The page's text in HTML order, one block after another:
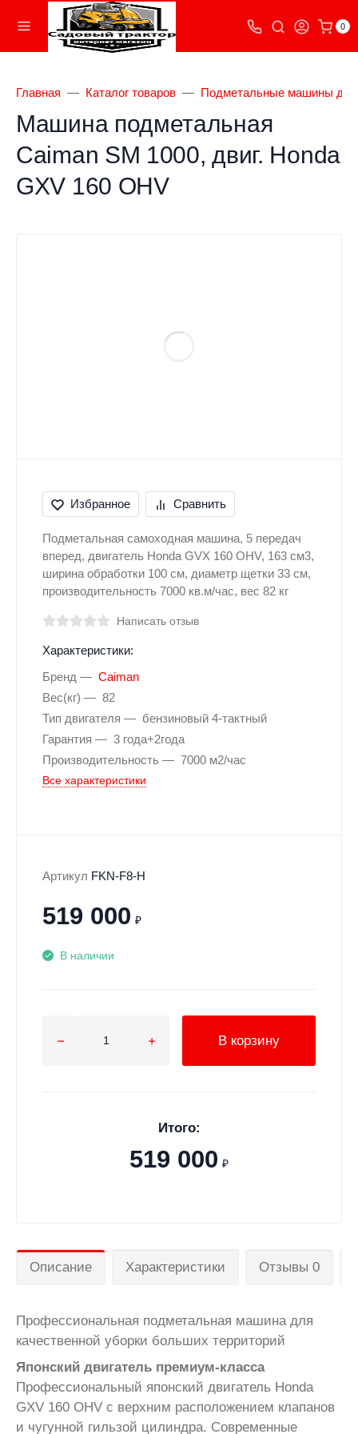
0
Главная Каталог товаров Подметальные машины
Машина подметальная
Caiman SM 1000, двиг. Honda
GXV 160 OHV
Избранное Сравнить
Подметальная самоходная машина, 5 передач
вперед, двигатель Honda GVX 160 OHV, 163 см3,
ширина обработки 100 см, диаметр щетки 33 см,
производительность 7000 кв.м/час, вес 82 кг
Написать отзыв
Характеристики:
Бренд
Caiman
Вес(кг)
82
Тип двигателя
бензиновый 4-тактный
Гарантия
3 года+2года
Производительность
7000 м2/час
Все характеристики
Артикул FKN-F8-H
519 000 ₽
В наличии
В корзину
Итого:
519 000 ₽
Описание Характеристики Отзывы 0
Профессиональная подметальная машина для
качественной уборки больших территорий
Японский двигатель премиум-класса
Профессиональный японский двигатель Honda
GXV 160 OHV с верхним расположением клапанов
и чугунной гильзой цилиндра. Современные